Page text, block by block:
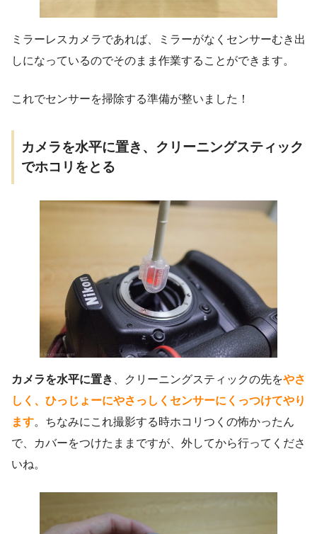
ミラーレスカメラであれば、ミラーがなくセンサーむき出
しになっているのでそのまま作業することができます。
これでセンサーを掃除する準備が整いました！
カメラを水平に置き、クリーニングスティック
でホコリをとる
カメラを水平に置き 、クリーニングスティックの先をやさ
しく、ひっじょーにやさっしくセンサーにくっつけてやり
ます。ちなみにこれ撮影する時ホコリつくの怖かったん
で、カバーをつけたままですが、外してから行ってくださ
いね。